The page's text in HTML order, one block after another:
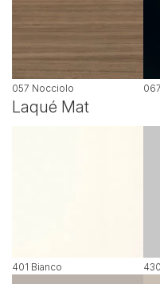
057 Nocciolo
Laqué Mat
401 Bianco